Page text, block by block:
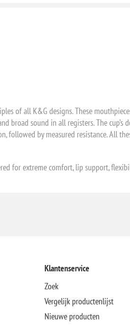
of all K&G designs. These
broad sound in all registers. The
by measured resistance. All
for extreme comfort, lip support,
Klantenservice
Zoek
Vergelijk productenlijst
Nieuwe producten